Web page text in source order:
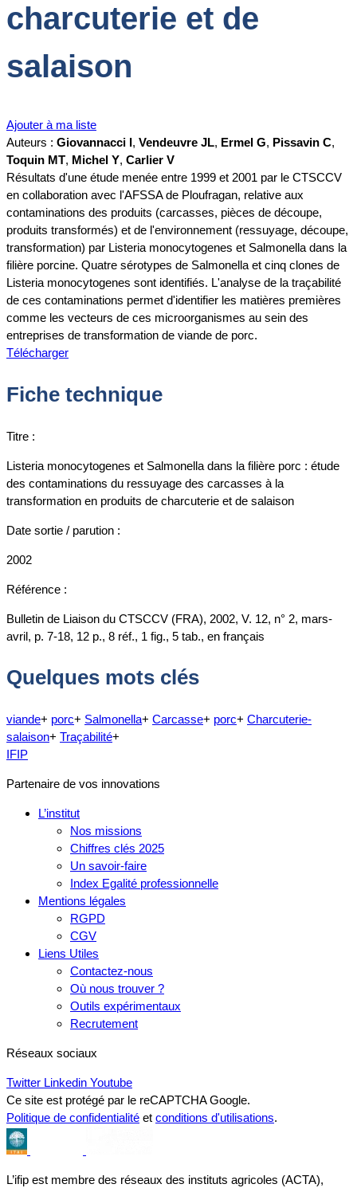
charcuterie et de
salaison
Ajouter à ma liste
Auteurs : Giovannacci I, Vendeuvre JL, Ermel G, Pissavin C,
Toquin MT, Michel Y, Carlier V
Résultats d'une étude menée entre 1999 et 2001 par le CTSCCV
en collaboration avec l'AFSSA de Ploufragan, relative aux
contaminations des produits (carcasses, pièces de découpe,
produits transformés) et de l'environnement (ressuyage, découpe,
transformation) par Listeria monocytogenes et Salmonella dans la
filière porcine. Quatre sérotypes de Salmonella et cinq clones de
Listeria monocytogenes sont identifiés. L'analyse de la traçabilité
de ces contaminations permet d'identifier les matières premières
comme les vecteurs de ces microorganismes au sein des
entreprises de transformation de viande de porc.
Télécharger
Fiche technique
Titre :
Listeria monocytogenes et Salmonella dans la filière porc : étude
des contaminations du ressuyage des carcasses à la
transformation en produits de charcuterie et de salaison
Date sortie / parution :
2002
Référence :
Bulletin de Liaison du CTSCCV (FRA), 2002, V. 12, n° 2, mars-
avril, p. 7-18, 12 p., 8 réf., 1 fig., 5 tab., en français
Quelques mots clés
viande+ porc+ Salmonella+ Carcasse+ porc+ Charcuterie-
salaison+ Traçabilité+
IFIP
Partenaire de vos innovations
L’institut
Nos missions
Chiffres clés 2025
Un savoir-faire
Index Egalité professionnelle
Mentions légales
RGPD
CGV
Liens Utiles
Contactez-nous
Où nous trouver ?
Outils expérimentaux
Recrutement
Réseaux sociaux
Twitter Linkedin Youtube
Ce site est protégé par le reCAPTCHA Google.
Politique de confidentialité et conditions d'utilisations.
L’ifip est membre des réseaux des instituts agricoles (ACTA),